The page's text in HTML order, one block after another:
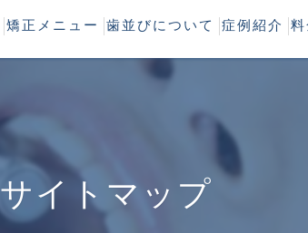
矯正メニュー
ワイヤー矯正
マウスピース型カスタムメイド矯正装置
歯並びについて 症例紹介
サイトマップ